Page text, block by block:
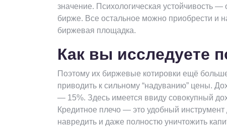
значение. Психологическая устойчивость
бирже. Все остальное можно приобрести и
биржевая площадка.
Как вы исследуете
Поэтому их биржевые котировки ещё
приводить к сильному “надуванию” цены.
— 15%. Здесь имеется ввиду совокупный
Кредитное плечо — это удобный
навредить и даже полностю уничтожить